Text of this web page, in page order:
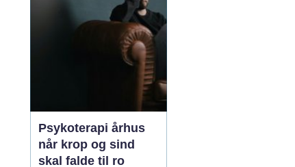
Psykoterapi århus
når krop og sind
skal falde til ro